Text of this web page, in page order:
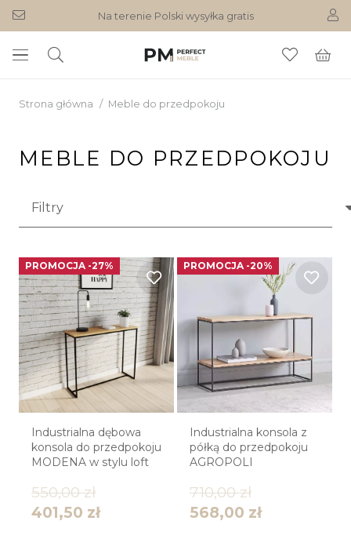
Na terenie Polski wysyłka gratis
Strona główna / Meble do przedpokoju
MEBLE DO PRZEDPOKOJU
PROMOCJA -27%
Industrialna dębowa
konsola do przedpokoju
MODENA w stylu loft
550,00zł
401,50 zł
PROMOCJA -20%
Industrialna konsola z
półką do przedpokoju
AGROPOLI
710,00zł
568,00 zł